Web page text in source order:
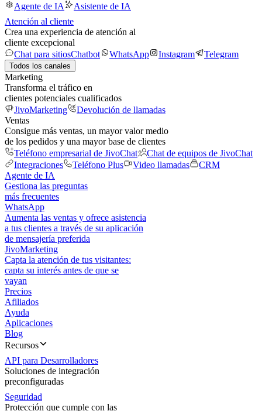
Agente de IA
Asistente de IA
Atención al cliente
Crea una experiencia de atención al
cliente excepcional
Chat para sitiosChatbot WhatsApp Instagram Telegram
Todos los canales
Marketing
Transforma el tráfico en
clientes potenciales cualificados
JivoMarketing
Devolución de llamadas
Ventas
Consigue más ventas, un mayor valor medio
de los pedidos y una mayor base de clientes
Teléfono empresarial de JivoChat
Chat de equipos de JivoChat
Integraciones
Teléfono Plus Video llamadas
CRM
Agente de IA
Gestiona las preguntas
más frecuentes
WhatsApp
Aumenta las ventas y ofrece asistencia
a tus clientes a través de su aplicación
de mensajería preferida
JivoMarketing
Capta la atención de tus visitantes:
capta su interés antes de que se
vayan
Precios
Afiliados
Ayuda
Aplicaciones
Blog
Recursos
API para Desarrolladores
Soluciones de integración
preconfiguradas
Seguridad
Protección que cumple con las